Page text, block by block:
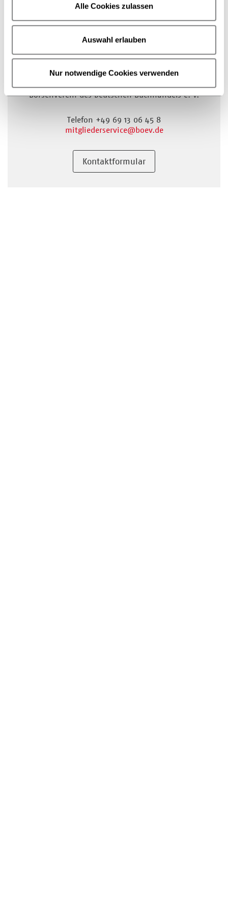
Alle Cookies zulassen
Auswahl erlauben
Nur notwendige Cookies verwenden
Mitgliederservice
Börsenverein des Deutschen Buchhandels e. V.
Telefon +49 69 13 06 45 8
mitgliederservice@boev.de
Kontaktformular